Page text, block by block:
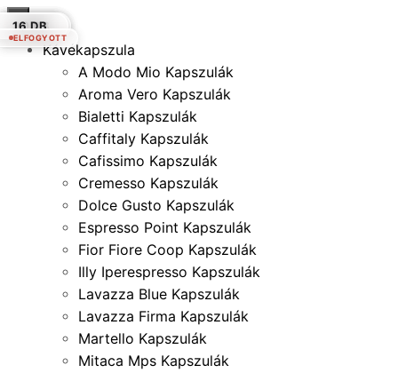
×
Kávékapszula
A Modo Mio Kapszulák
Aroma Vero Kapszulák
Bialetti Kapszulák
Caffitaly Kapszulák
Cafissimo Kapszulák
Cremesso Kapszulák
Dolce Gusto Kapszulák
Espresso Point Kapszulák
Fior Fiore Coop Kapszulák
Illy Iperespresso Kapszulák
Lavazza Blue Kapszulák
Lavazza Firma Kapszulák
Martello Kapszulák
Mitaca Mps Kapszulák
10 DB.
10 DB.
30 DB.
12 DB.
ELFOGYOTT
16 DB.
30 DB.
16 DB.
ELFOGYOTT